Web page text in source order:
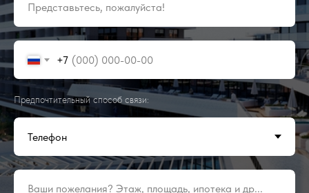
Представьтесь, пожалуйста!
+7
Предпочтительный способ связи:
Ваши пожелания? Этаж, площадь, ипотека и др...